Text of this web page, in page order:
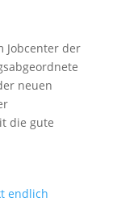
Jobcenter der
neuen
die gute